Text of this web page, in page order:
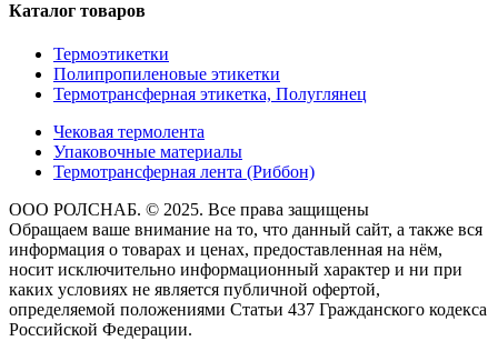
Каталог товаров
Термоэтикетки
Полипропиленовые этикетки
Термотрансферная этикетка, Полуглянец
Чековая термолента
Упаковочные материалы
Термотрансферная лента (Риббон)
ООО РОЛСНАБ. © 2025. Все права защищены
Обращаем ваше внимание на то, что данный сайт, а также вся
информация о товарах и ценах, предоставленная на нём,
носит исключительно информационный характер и ни при
каких условиях не является публичной офертой,
определяемой положениями Статьи 437 Гражданского кодекса
Российской Федерации.